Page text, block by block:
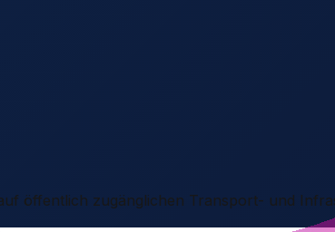
öffentlich zugänglichen Transport- und